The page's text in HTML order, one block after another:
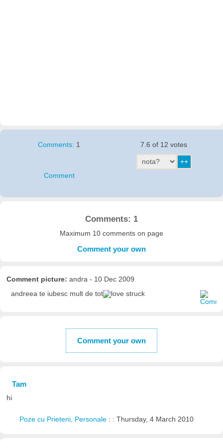
Comments: 1
Comment
7.6 of 12 votes
Comments: 1
Maximum 10 comments on page
Comment your own
Comment picture: andra - 10 Dec 2009
andreea te iubesc mult de tot
Comment your own
Tam
hi
Poze cu Prieteni, Personale : : Thursday, 4 March 2010